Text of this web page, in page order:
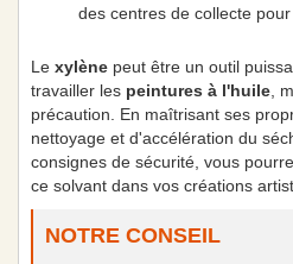
des centres de collecte
Le xylène peut être un outil
travailler les peintures à l'huile ,
précaution. En maîtrisant ses
nettoyage et d'accélération du
consignes de sécurité, vous
ce solvant dans vos créations
NOTRE CONSEIL